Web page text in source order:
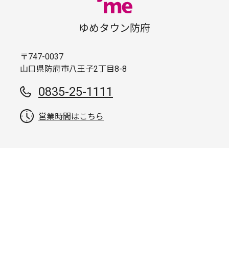
ゆめタウン防府
〒747-0037
山口県防府市八王子2丁目8-8
0835-25-1111
営業時間はこちら